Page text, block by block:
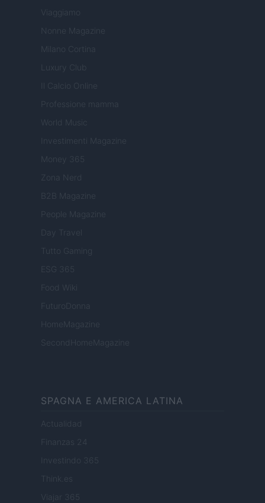
Viaggiamo
Nonne Magazine
Milano Cortina
Luxury Club
Il Calcio Online
Professione mamma
World Music
Investimenti Magazine
Money 365
Zona Nerd
B2B Magazine
People Magazine
Day Travel
Tutto Gaming
ESG 365
Food Wiki
FuturoDonna
HomeMagazine
SecondHomeMagazine
SPAGNA E AMERICA LATINA
Actualidad
Finanzas 24
Investindo 365
Think.es
Viajar 365